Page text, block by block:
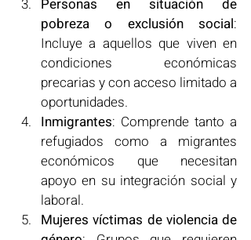
Personas en situación de
pobreza o exclusión social:
Incluye a aquellos que viven en
condiciones económicas
precarias y con acceso limitado a
oportunidades.
Inmigrantes: Comprende tanto a
refugiados como a migrantes
económicos que necesitan
apoyo en su integración social y
laboral.
Mujeres víctimas de violencia de